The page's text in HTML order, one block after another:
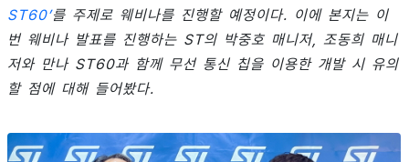
ST60’를 주제로 웨비나를 진행할 예정이다. 이에 본지는 이
번 웨비나 발표를 진행하는 ST의 박중호 매니저, 조동희 매니
저와 만나 ST60과 함께 무선 통신 칩을 이용한 개발 시 유의
할 점에 대해 들어봤다.